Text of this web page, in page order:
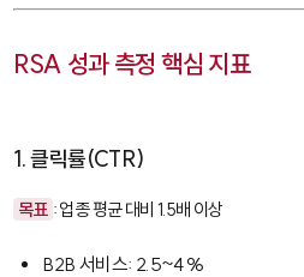
RSA 성과 측정 핵심 지표
1. 클릭률(CTR)
목표 : 업종 평균 대비 1.5배 이상
B2B 서비스: 2.5~4%